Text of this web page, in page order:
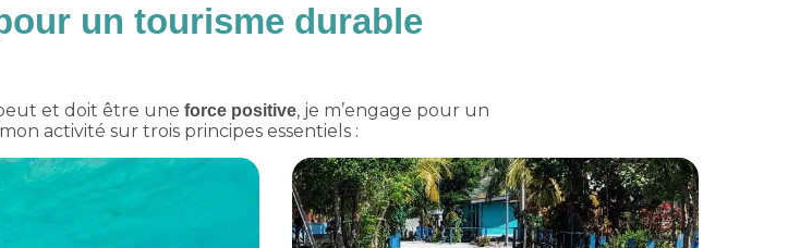
un tourisme durable
et doit être une force positive, je m’engage pour un
activité sur trois principes essentiels :